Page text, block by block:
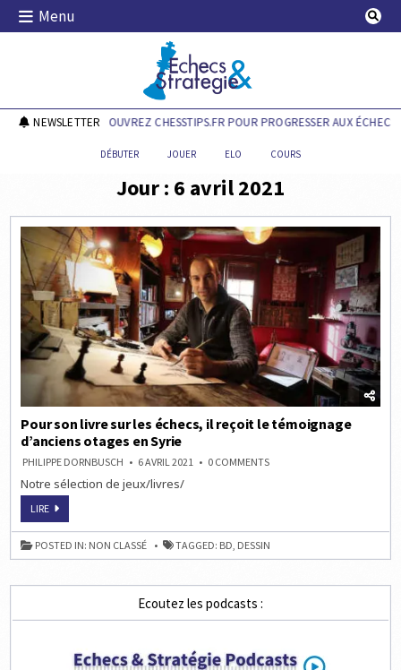
Skip
Menu
Echecs & Stratégie
NEWSLETTERDÉCOUVREZ CHESSTIPS.FR POUR PROGRESSER AUX ÉCHECS !
DÉBUTER JOUER ELO COURS
Jour : 6 avril 2021
Pour son livre sur les échecs, il reçoit le témoignage
d’anciens otages en Syrie
PHILIPPE DORNBUSCH 6 AVRIL 2021 0 COMMENTSON
IL
REÇOIT
LE
OTAGES
Notre sélection de jeux/livres/
LIREPOUR
LIVRE
SUR
LES
ÉCHECS,
REÇOIT
POSTED IN: NON CLASSÉ TAGGED: BD DESSIN
Ecoutez les podcasts :